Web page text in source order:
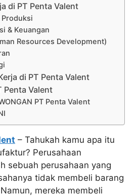
di PT Penta Valent
& Keuangan
Resources Development)
di PT Penta Valent
Penta Valent
PT Penta Valent
– Tahukah kamu apa itu
Perusahaan
sebuah perusahaan yang
tidak membeli barang
mereka membeli